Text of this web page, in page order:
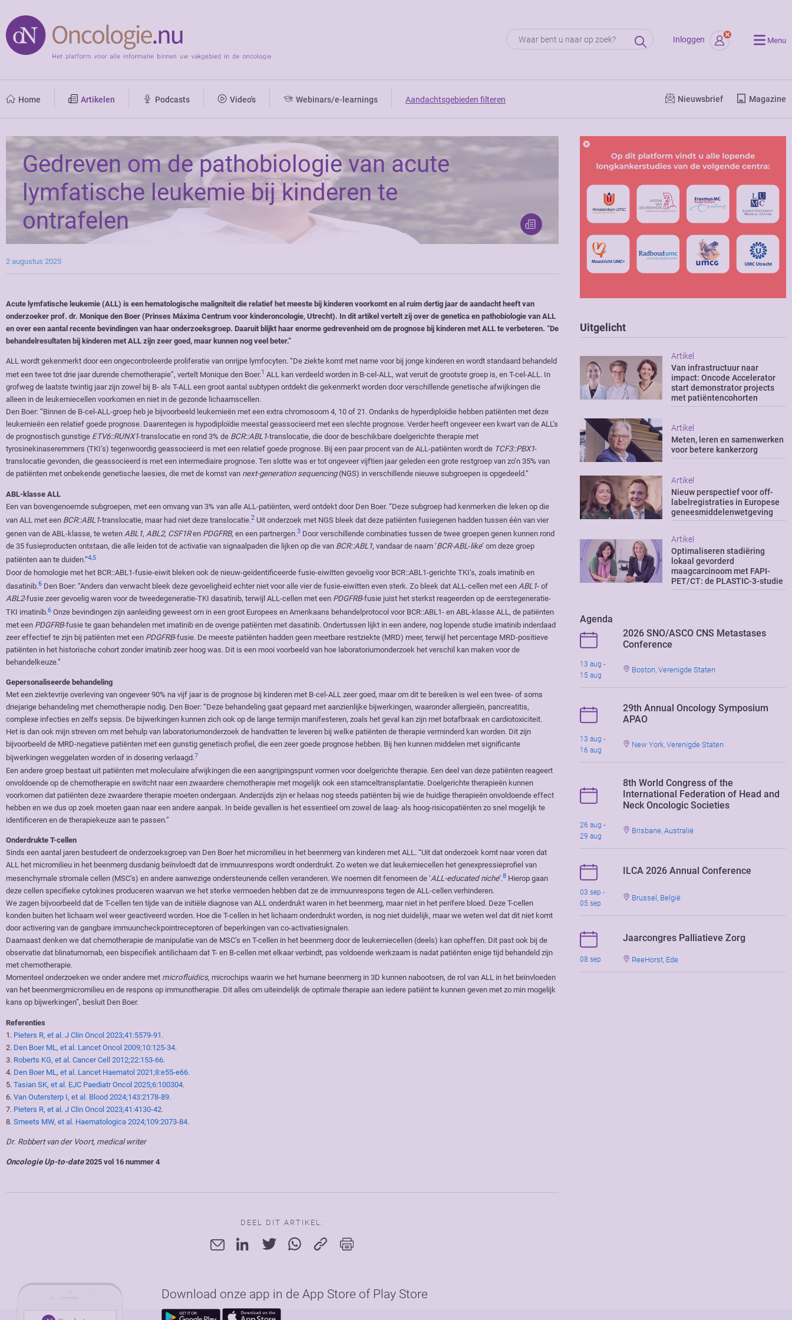
Inloggen Menu
Home Artikelen Podcasts Video's Webinars/e-learnings Aandachtsgebieden filteren Nieuwsbrief Magazine
Gedreven om de pathobiologie van acute
lymfatische leukemie bij kinderen te
ontrafelen
2 augustus 2025
Acute lymfatische leukemie (ALL) is een hematologische maligniteit die relatief het meeste bij kinderen voorkomt en al ruim dertig jaar de aandacht heeft van
onderzoeker prof. dr. Monique den Boer (Prinses Máxima Centrum voor kinderoncologie, Utrecht). In dit artikel vertelt zij over de genetica en pathobiologie van ALL
en over een aantal recente bevindingen van haar onderzoeksgroep. Daaruit blijkt haar enorme gedrevenheid om de prognose bij kinderen met ALL te verbeteren. “De
behandelresultaten bij kinderen met ALL zijn zeer goed, maar kunnen nog veel beter.”
ALL wordt gekenmerkt door een ongecontroleerde proliferatie van onrijpe lymfocyten. “De ziekte komt met name voor bij jonge kinderen en wordt standaard behandeld
met een twee tot drie jaar durende chemotherapie”, vertelt Monique den Boer.1 ALL kan verdeeld worden in B-cel-ALL, wat veruit de grootste groep is, en T-cel-ALL. In
grofweg de laatste twintig jaar zijn zowel bij B- als T-ALL een groot aantal subtypen ontdekt die gekenmerkt worden door verschillende genetische afwijkingen die
alleen in de leukemiecellen voorkomen en niet in de gezonde lichaamscellen.
Den Boer: “Binnen de B-cel-ALL-groep heb je bijvoorbeeld leukemieën met een extra chromosoom 4, 10 of 21. Ondanks de hyperdiploïdie hebben patiënten met deze
leukemieën een relatief goede prognose. Daarentegen is hypodiploïdie meestal geassocieerd met een slechte prognose. Verder heeft ongeveer een kwart van de ALL’s
de prognostisch gunstige ETV6::RUNX1-translocatie en rond 3% de BCR::ABL1-translocatie, die door de beschikbare doelgerichte therapie met
tyrosinekinaseremmers (TKI’s) tegenwoordig geassocieerd is met een relatief goede prognose. Bij een paar procent van de ALL-patiënten wordt de TCF3::PBX1-
translocatie gevonden, die geassocieerd is met een intermediaire prognose. Ten slotte was er tot ongeveer vijftien jaar geleden een grote restgroep van zo’n 35% van
de patiënten met onbekende genetische laesies, die met de komst van next-generation sequencing(NGS) in verschillende nieuwe subgroepen is opgedeeld.”
ABL-klasse ALL
Een van bovengenoemde subgroepen, met een omvang van 3% van alle ALL-patiënten, werd ontdekt door Den Boer. “Deze subgroep had kenmerken die leken op die
van ALL met een BCR::ABL1-translocatie, maar had niet deze translocatie.2 Uit onderzoek met NGS bleek dat deze patiënten fusiegenen hadden tussen één van vier
genen van de ABL-klasse, te weten ABL1, ABL2, CSF1Ren PDGFRB, en een partnergen.3 Door verschillende combinaties tussen de twee groepen genen kunnen rond
de 35 fusieproducten ontstaan, die alle leiden tot de activatie van signaalpaden die lijken op die van BCR::ABL1, vandaar de naam ‘BCR-ABL-like’ om deze groep
patiënten aan te duiden.”4,5
Door de homologie met het BCR::ABL1-fusie-eiwit bleken ook de nieuw-geïdentificeerde fusie-eiwitten gevoelig voor BCR::ABL1-gerichte TKI’s, zoals imatinib en
dasatinib.6 Den Boer: “Anders dan verwacht bleek deze gevoeligheid echter niet voor alle vier de fusie-eiwitten even sterk. Zo bleek dat ALL-cellen met een ABL1- of
ABL2-fusie zeer gevoelig waren voor de tweedegeneratie-TKI dasatinib, terwijl ALL-cellen met een PDGFRB-fusie juist het sterkst reageerden op de eerstegeneratie-
TKI imatinib.6 Onze bevindingen zijn aanleiding geweest om in een groot Europees en Amerikaans behandelprotocol voor BCR::ABL1- en ABL-klasse ALL, de patiënten
met een PDGFRB-fusie te gaan behandelen met imatinib en de overige patiënten met dasatinib. Ondertussen lijkt in een andere, nog lopende studie imatinib inderdaad
zeer effectief te zijn bij patiënten met een PDGFRB-fusie. De meeste patiënten hadden geen meetbare restziekte (MRD) meer, terwijl het percentage MRD-positieve
patiënten in het historische cohort zonder imatinib zeer hoog was. Dit is een mooi voorbeeld van hoe laboratoriumonderzoek het verschil kan maken voor de
behandelkeuze.”
Gepersonaliseerde behandeling
Met een ziektevrije overleving van ongeveer 90% na vijf jaar is de prognose bij kinderen met B-cel-ALL zeer goed, maar om dit te bereiken is wel een twee- of soms
driejarige behandeling met chemotherapie nodig. Den Boer: “Deze behandeling gaat gepaard met aanzienlijke bijwerkingen, waaronder allergieën, pancreatitis,
complexe infecties en zelfs sepsis. De bijwerkingen kunnen zich ook op de lange termijn manifesteren, zoals het geval kan zijn met botafbraak en cardiotoxiciteit.
Het is dan ook mijn streven om met behulp van laboratoriumonderzoek de handvatten te leveren bij welke patiënten de therapie verminderd kan worden. Dit zijn
bijvoorbeeld de MRD-negatieve patiënten met een gunstig genetisch profiel, die een zeer goede prognose hebben. Bij hen kunnen middelen met significante
bijwerkingen weggelaten worden of in dosering verlaagd.7
Een andere groep bestaat uit patiënten met moleculaire afwijkingen die een aangrijpingspunt vormen voor doelgerichte therapie. Een deel van deze patiënten reageert
onvoldoende op de chemotherapie en switcht naar een zwaardere chemotherapie met mogelijk ook een stamceltransplantatie. Doelgerichte therapieën kunnen
voorkomen dat patiënten deze zwaardere therapie moeten ondergaan. Anderzijds zijn er helaas nog steeds patiënten bij wie de huidige therapieën onvoldoende effect
hebben en we dus op zoek moeten gaan naar een andere aanpak. In beide gevallen is het essentieel om zowel de laag- als hoog-risicopatiënten zo snel mogelijk te
identificeren en de therapiekeuze aan te passen.”
Onderdrukte T-cellen
Sinds een aantal jaren bestudeert de onderzoeksgroep van Den Boer het micromilieu in het beenmerg van kinderen met ALL. “Uit dat onderzoek komt naar voren dat
ALL het micromilieu in het beenmerg dusdanig beïnvloedt dat de immuunrespons wordt onderdrukt. Zo weten we dat leukemiecellen het genexpressieprofiel van
mesenchymale stromale cellen (MSC’s) en andere aanwezige ondersteunende cellen veranderen. We noemen dit fenomeen de ‘ALL-educated niche’.8 Hierop gaan
deze cellen specifieke cytokines produceren waarvan we het sterke vermoeden hebben dat ze de immuunrespons tegen de ALL-cellen verhinderen.
We zagen bijvoorbeeld dat de T-cellen ten tijde van de initiële diagnose van ALL onderdrukt waren in het beenmerg, maar niet in het perifere bloed. Deze T-cellen
konden buiten het lichaam wel weer geactiveerd worden. Hoe die T-cellen in het lichaam onderdrukt worden, is nog niet duidelijk, maar we weten wel dat dit niet komt
door activering van de gangbare immuuncheckpointreceptoren of beperkingen van co-activatiesignalen.
Daarnaast denken we dat chemotherapie de manipulatie van de MSC’s en T-cellen in het beenmerg door de leukemiecellen (deels) kan opheffen. Dit past ook bij de
observatie dat blinatumomab, een bispecifiek antilichaam dat T- en B-cellen met elkaar verbindt, pas voldoende werkzaam is nadat patiënten enige tijd behandeld zijn
met chemotherapie.
Momenteel onderzoeken we onder andere met microfluidics, microchips waarin we het humane beenmerg in 3D kunnen nabootsen, de rol van ALL in het beïnvloeden
van het beenmergmicromilieu en de respons op immunotherapie. Dit alles om uiteindelijk de optimale therapie aan iedere patiënt te kunnen geven met zo min mogelijk
kans op bijwerkingen”, besluit Den Boer.
Referenties
1. Pieters R, et al. J Clin Oncol 2023;41:5579-91.
2. Den Boer ML, et al. Lancet Oncol 2009;10:125-34.
3. Roberts KG, et al. Cancer Cell 2012;22:153-66.
4. Den Boer ML, et al. Lancet Haematol 2021;8:e55-e66.
5. Tasian SK, et al. EJC Paediatr Oncol 2025;6:100304.
6. Van Outersterp I, et al. Blood 2024;143:2178-89.
7. Pieters R, et al. J Clin Oncol 2023;41:4130-42.
8. Smeets MW, et al. Haematologica 2024;109:2073-84.
Dr. Robbert van der Voort, medical writer
Oncologie Up-to-date 2025 vol 16 nummer 4
DEEL DIT ARTIKEL:
Uitgelicht
Artikel
Van infrastructuur naar
impact: Oncode Accelerator
start demonstrator projects
met patiëntencohorten
Artikel
Meten, leren en samenwerken
voor betere kankerzorg
Artikel
Nieuw perspectief voor off-
labelregistraties in Europese
geneesmiddelenwetgeving
Artikel
Optimaliseren stadiëring
lokaal gevorderd
maagcarcinoom met FAPI-
PET/CT: de PLASTIC-3-studie
Agenda
2026 SNO/ASCO CNS Metastases
Conference
13 aug -
15 aug
Boston, Verenigde Staten
29th Annual Oncology Symposium
APAO
13 aug -
16 aug
New York, Verenigde Staten
8th World Congress of the
International Federation of Head and
Neck Oncologic Societies
26 aug -
29 aug
Brisbane, Australië
ILCA 2026 Annual Conference
03 sep -
05 sep
Brussel, België
Jaarcongres Palliatieve Zorg
08 sep ReeHorst, Ede
Download onze app in de App Store of Play Store